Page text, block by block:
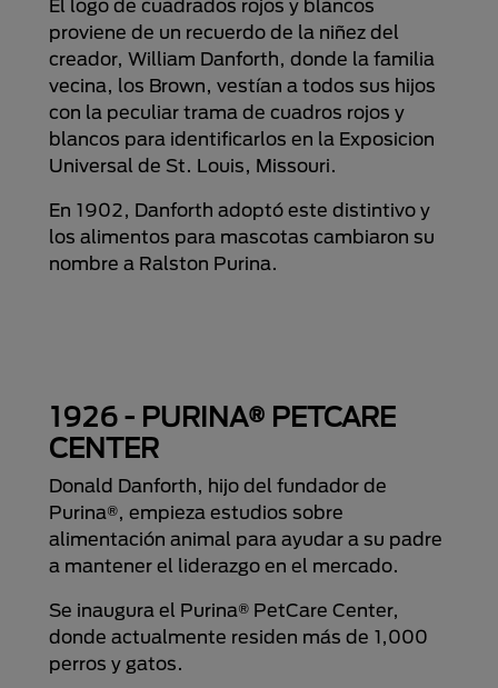
El logo de cuadrados rojos y blancos
proviene de un recuerdo de la niñez del
creador, William Danforth, donde la familia
vecina, los Brown, vestían a todos sus hijos
con la peculiar trama de cuadros rojos y
blancos para identificarlos en la Exposicion
Universal de St. Louis, Missouri.
En 1902, Danforth adoptó este distintivo y
los alimentos para mascotas cambiaron su
nombre a Ralston Purina.
1926 - PURINA® PETCARE
CENTER
Donald Danforth, hijo del fundador de
Purina®, empieza estudios sobre
alimentación animal para ayudar a su padre
a mantener el liderazgo en el mercado.
Se inaugura el Purina® PetCare Center,
donde actualmente residen más de 1,000
perros y gatos.